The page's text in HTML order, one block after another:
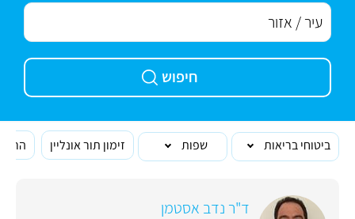
חיפוש
ביטוחי בריאות שפות זימון תור אונליין
ד"ר נדב אסטמן